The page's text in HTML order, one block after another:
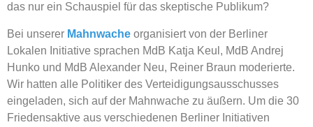
das nur ein Schauspiel für das skeptische Publikum?
Bei unserer Mahnwache organisiert von der Berliner
Lokalen Initiative sprachen MdB Katja Keul, MdB Andrej
Hunko und MdB Alexander Neu, Reiner Braun moderierte.
Wir hatten alle Politiker des Verteidigungsausschusses
eingeladen, sich auf der Mahnwache zu äußern. Um die 30
Friedensaktive aus verschiedenen Berliner Initiativen